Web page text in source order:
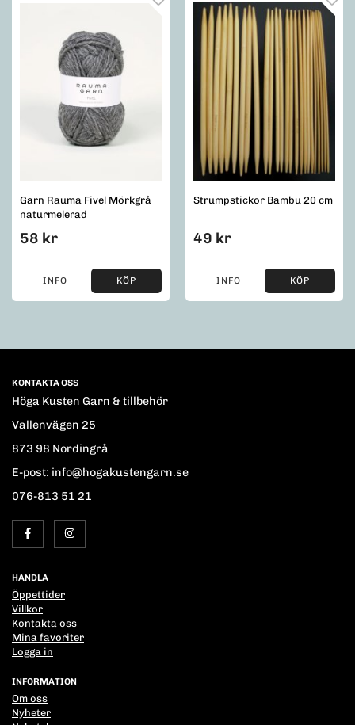
Garn Rauma Fivel Mörkgrå
naturmelerad
58 kr
INFO KÖP
Strumpstickor Bambu 20 cm
49 kr
INFO KÖP
KONTAKTA OSS
Höga Kusten Garn & tillbehör
Vallenvägen 25
873 98 Nordingrå
E-post: info@hogakustengarn.se
076-813 51 21
HANDLA
Öppettider
Villkor
Kontakta oss
Mina favoriter
Logga in
INFORMATION
Om oss
Nyheter